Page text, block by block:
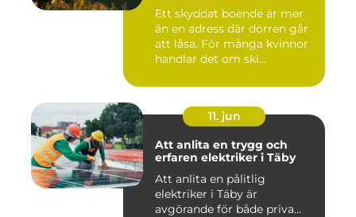
Ett skyddat boende är mer
än en adress där dörren går
att låsa. För många kvinnor
handlar det om ski...
11. jun
Att anlita en trygg och
erfaren elektriker i Täby
Att anlita en pålitlig
elektriker i Täby är
avgörande för både priva...